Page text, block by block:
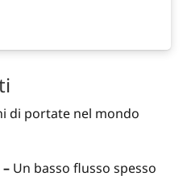
di portate nel mondo
Un basso flusso spesso